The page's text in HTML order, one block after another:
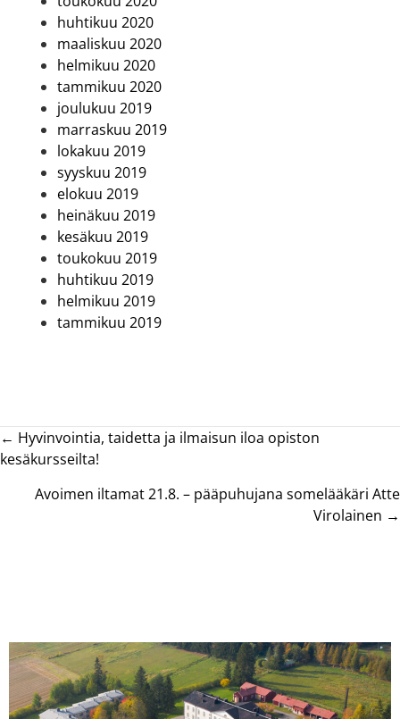
huhtikuu 2020
maaliskuu 2020
helmikuu 2020
tammikuu 2020
joulukuu 2019
marraskuu 2019
lokakuu 2019
syyskuu 2019
elokuu 2019
heinäkuu 2019
kesäkuu 2019
toukokuu 2019
huhtikuu 2019
helmikuu 2019
tammikuu 2019
Posts
navigation
← Hyvinvointia, taidetta ja ilmaisun iloa opiston
kesäkursseilta!
Avoimen iltamat 21.8. – pääpuhujana somelääkäri Atte
Virolainen →